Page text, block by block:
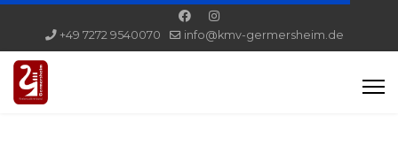
+49 7272 9540070 info@kmv-germersheim.de